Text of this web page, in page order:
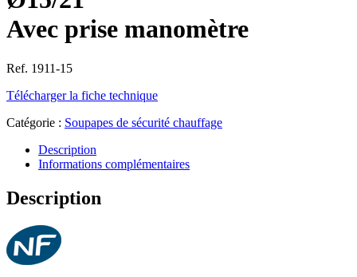
Avec prise manomètre
Ref. 1911-15
Télécharger la fiche technique
Catégorie : Soupapes de sécurité chauffage
Description
Informations complémentaires
Description